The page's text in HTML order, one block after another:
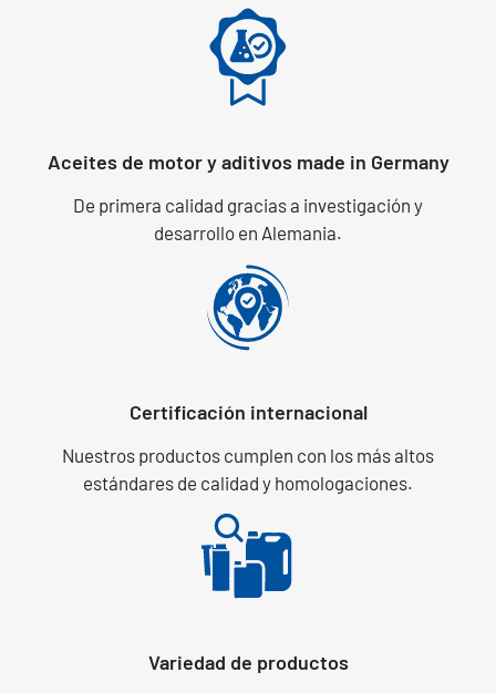
Aceites de motor y aditivos made in Germany
De primera calidad gracias a investigación y
desarrollo en Alemania.
Certificación internacional
Nuestros productos cumplen con los más altos
estándares de calidad y homologaciones.
Variedad de productos